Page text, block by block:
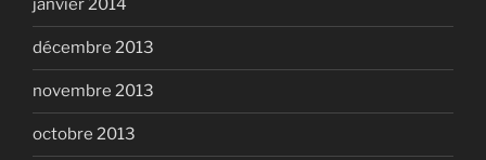
janvier 2014
décembre 2013
novembre 2013
octobre 2013